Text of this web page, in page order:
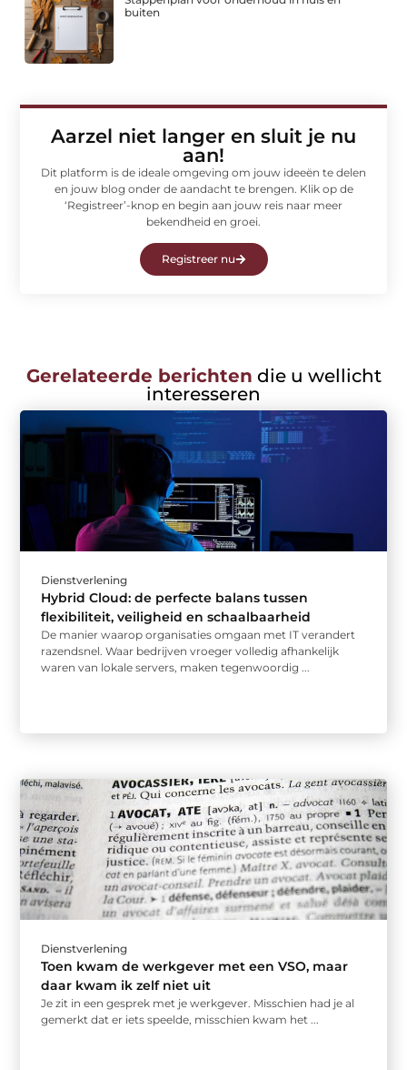
buiten
Aarzel niet langer en sluit je nu
aan!
Dit platform is de ideale omgeving om jouw ideeën te delen
en jouw blog onder de aandacht te brengen. Klik op de
‘Registreer’-knop en begin aan jouw reis naar meer
bekendheid en groei.
Registreer nu
Gerelateerde berichten die u wellicht
interesseren
Dienstverlening
Hybrid Cloud: de perfecte balans tussen
flexibiliteit, veiligheid en schaalbaarheid
De manier waarop organisaties omgaan met IT verandert
razendsnel. Waar bedrijven vroeger volledig afhankelijk
waren van lokale servers, maken tegenwoordig ...
Dienstverlening
Toen kwam de werkgever met een VSO, maar
daar kwam ik zelf niet uit
Je zit in een gesprek met je werkgever. Misschien had je al
gemerkt dat er iets speelde, misschien kwam het ...